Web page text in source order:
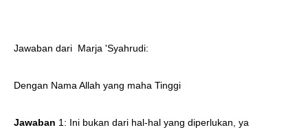
Jawaban dari Marja 'Syahrudi:
Dengan Nama Allah yang maha Tinggi
Jawaban 1: Ini bukan dari hal-hal yang diperlukan, ya